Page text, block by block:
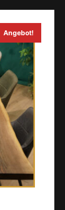
Angebot!